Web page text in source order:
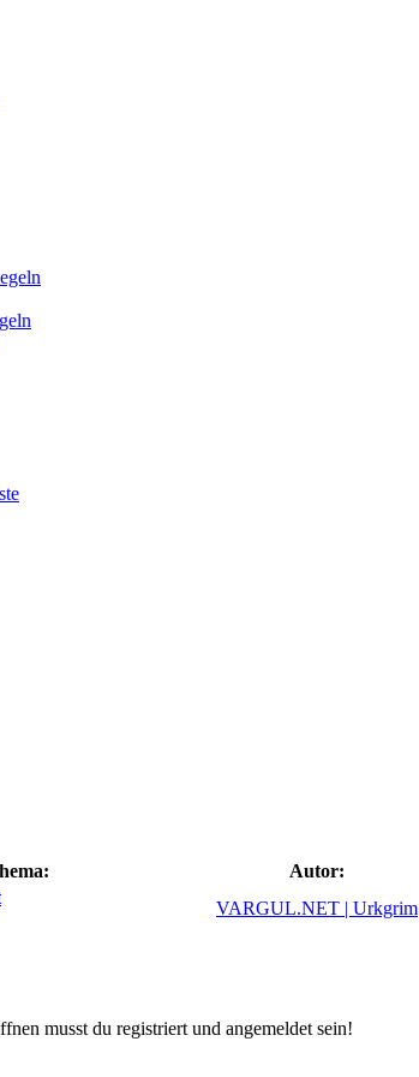
Autor:
VARGUL.NET | Urkgrim
musst du registriert und angemeldet sein!